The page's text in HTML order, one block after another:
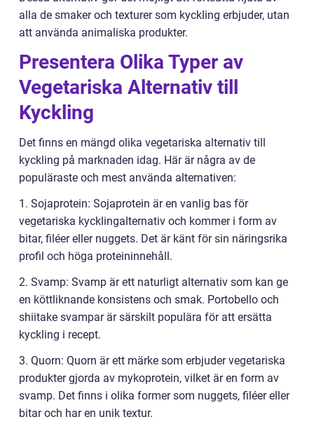
alla de smaker och texturer som kyckling erbjuder, utan
att använda animaliska produkter.
Presentera Olika Typer av
Vegetariska Alternativ till
Kyckling
Det finns en mängd olika vegetariska alternativ till
kyckling på marknaden idag. Här är några av de
populäraste och mest använda alternativen:
1. Sojaprotein: Sojaprotein är en vanlig bas för
vegetariska kycklingalternativ och kommer i form av
bitar, filéer eller nuggets. Det är känt för sin näringsrika
profil och höga proteininnehåll.
2. Svamp: Svamp är ett naturligt alternativ som kan ge
en köttliknande konsistens och smak. Portobello och
shiitake svampar är särskilt populära för att ersätta
kyckling i recept.
3. Quorn: Quorn är ett märke som erbjuder vegetariska
produkter gjorda av mykoprotein, vilket är en form av
svamp. Det finns i olika former som nuggets, filéer eller
bitar och har en unik textur.